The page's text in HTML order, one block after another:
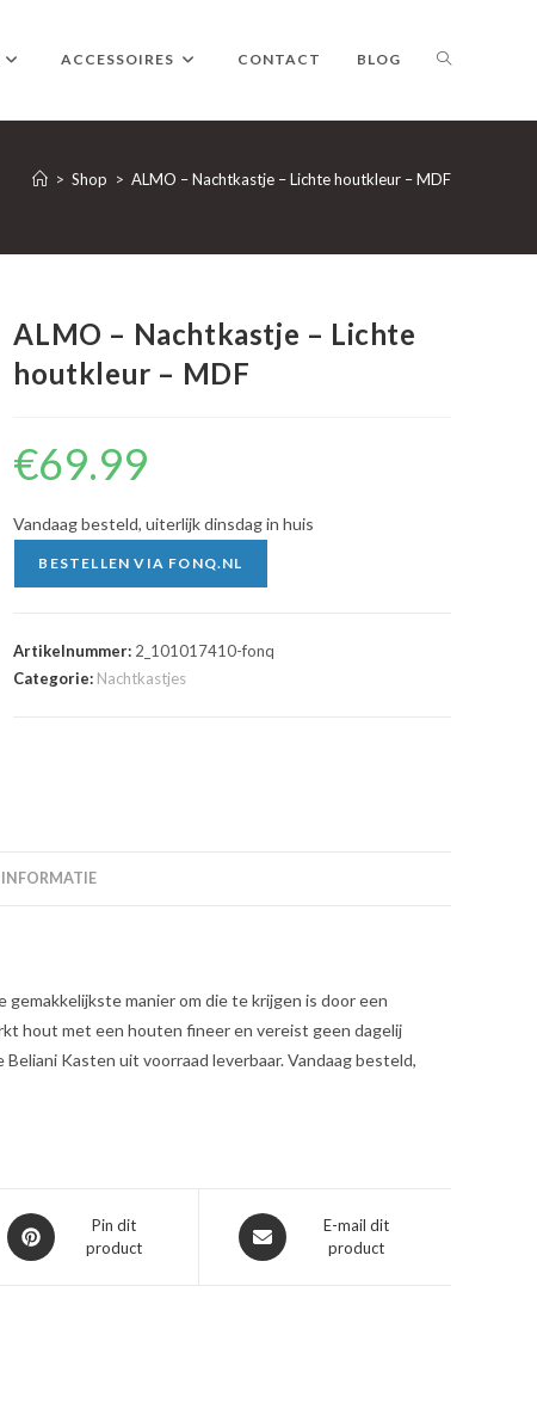
ACCESSOIRES CONTACT BLOG TOGGLE
WEBSITE
> Shop > ALMO – Nachtkastje – Lichte houtkleur – MDF
ALMO – Nachtkastje – Lichte
houtkleur – MDF
€69.99
Vandaag besteld, uiterlijk dinsdag in huis
BESTELLEN VIA FONQ.NL
Artikelnummer: 2_101017410-fonq
Categorie: Nachtkastjes
INFORMATIE
manier om die te krijgen is door een
hout met een houten fineer en vereist geen dagelij
Kasten uit voorraad leverbaar. Vandaag besteld,
Opent
in
Pin dit
product
Opent
in
E-mail dit
product